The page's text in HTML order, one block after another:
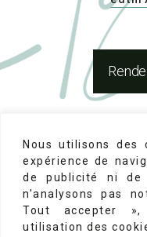
Nous utilisons des
expérience de
de publicité ni de
n'analysons pas
Tout accepter
utilisation des